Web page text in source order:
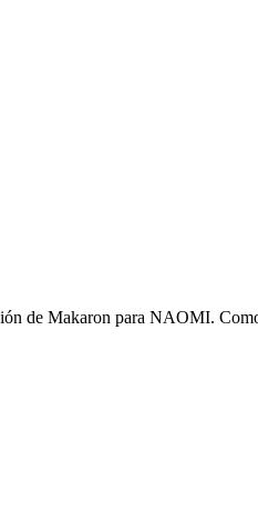
de Makaron para NAOMI.